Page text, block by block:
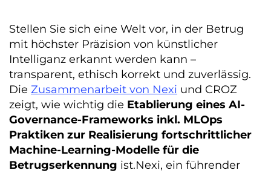
Stellen Sie sich eine Welt vor, in der Betrug
mit höchster Präzision von künstlicher
Intelliganz erkannt werden kann –
transparent, ethisch korrekt und zuverlässig.
Die Zusammenarbeit von Nexi und CROZ
zeigt, wie wichtig die Etablierung eines AI-
Governance-Frameworks inkl. MLOps
Praktiken zur Realisierung fortschrittlicher
Machine-Learning-Modelle für die
Betrugserkennung ist.Nexi, ein führender